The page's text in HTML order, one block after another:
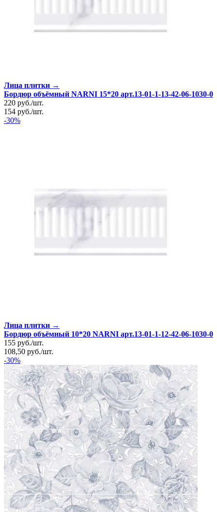
Лица плитки →
Бордюр объёмный NARNI 15*20 арт.13-01-1-13-42-06-1030-0
220 руб./шт.
154 руб./шт.
-30%
Лица плитки →
Бордюр объёмный 10*20 NARNI арт.13-01-1-12-42-06-1030-0
155 руб./шт.
108,50 руб./шт.
-30%